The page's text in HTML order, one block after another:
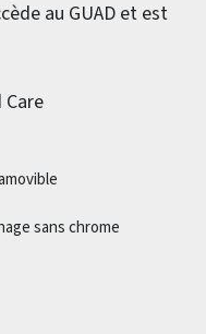
au GUAD et est
sans chrome